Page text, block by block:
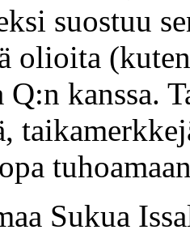
suostuu
olioita
Q:n kanssa.
Sukua